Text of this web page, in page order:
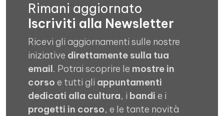
Rimani aggiornato
Iscriviti alla Newsletter
Ricevi gli aggiornamenti sulle nostre
iniziative direttamente sulla tua
email. Potrai scoprire le mostre in
corso e tutti gli appuntamenti
dedicati alla cultura, i bandi e i
progetti in corso, e le tante novità